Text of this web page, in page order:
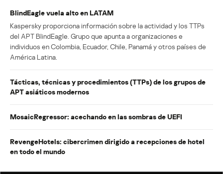
BlindEagle vuela alto en LATAM
Kaspersky proporciona información sobre la actividad y los TTPs
del APT BlindEagle. Grupo que apunta a organizaciones e
individuos en Colombia, Ecuador, Chile, Panamá y otros países de
América Latina.
Tácticas, técnicas y procedimientos (TTPs) de los grupos de
APT asiáticos modernos
MosaicRegressor: acechando en las sombras de UEFI
RevengeHotels: cibercrimen dirigido a recepciones de hotel
en todo el mundo